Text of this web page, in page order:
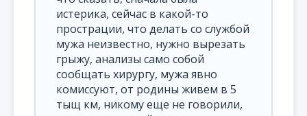
истерика, сейчас в какой-то
прострации, что делать со службой
мужа неизвестно, нужно вырезать
грыжу, анализы само собой
сообщать хирургу, мужа явно
комиссуют, от родины живем в 5
тыщ км, никому еще не говорили,